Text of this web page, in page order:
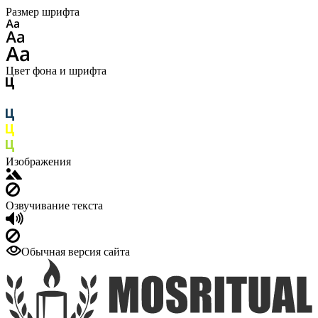
Размер шрифта
Цвет фона и шрифта
Изображения
Озвучивание текста
Обычная версия сайта